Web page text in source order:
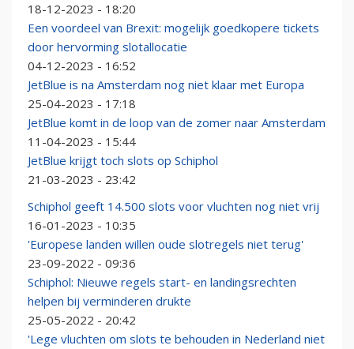
18-12-2023 - 18:20
Een voordeel van Brexit: mogelijk goedkopere tickets
door hervorming slotallocatie
04-12-2023 - 16:52
JetBlue is na Amsterdam nog niet klaar met Europa
25-04-2023 - 17:18
JetBlue komt in de loop van de zomer naar Amsterdam
11-04-2023 - 15:44
JetBlue krijgt toch slots op Schiphol
21-03-2023 - 23:42
Schiphol geeft 14.500 slots voor vluchten nog niet vrij
16-01-2023 - 10:35
'Europese landen willen oude slotregels niet terug'
23-09-2022 - 09:36
Schiphol: Nieuwe regels start- en landingsrechten
helpen bij verminderen drukte
25-05-2022 - 20:42
'Lege vluchten om slots te behouden in Nederland niet